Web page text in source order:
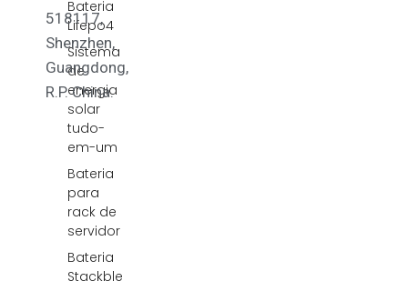
Bateria
Lifepo4
Sistema
de
energia
solar
tudo-
em-um
Bateria
para
rack de
servidor
Bateria
Stackble
518117,
Shenzhen,
Guangdong,
R.P. China.